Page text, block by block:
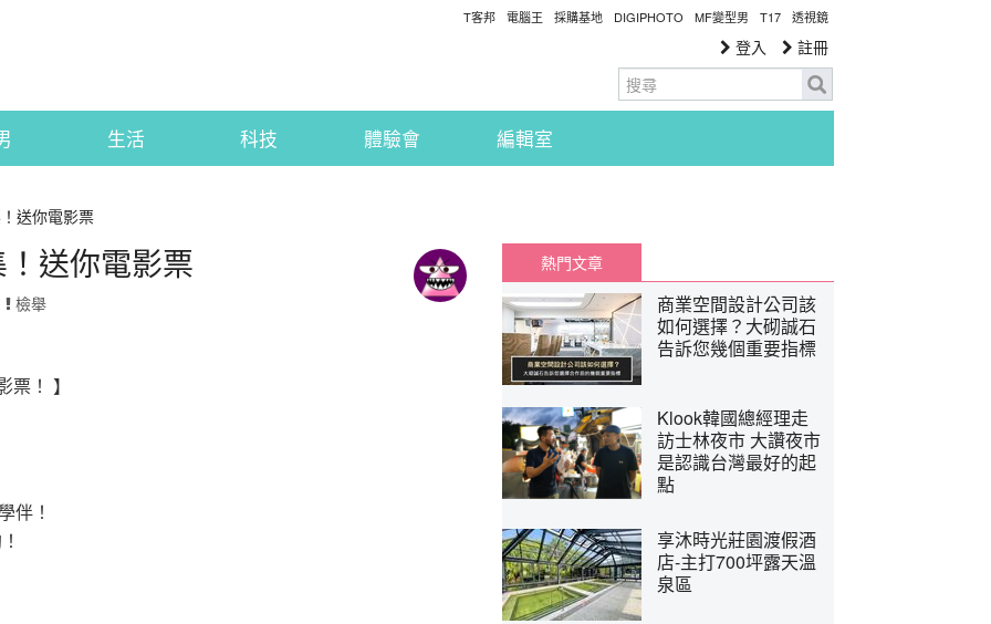
T客邦 電腦王 採購基地 DIGIPHOTO MF變型男 T17 透視鏡
登入 註冊
生活 科技 體驗會 編輯室
送你電影票
送你電影票
檢舉
！ 】
伴！
熱門文章
商業空間設計公司該
如何選擇？大砌誠石
告訴您幾個重要指標
Klook韓國總經理走
訪士林夜市 大讚夜市
是認識台灣最好的起
點
享沐時光莊園渡假酒
店-主打700坪露天溫
泉區